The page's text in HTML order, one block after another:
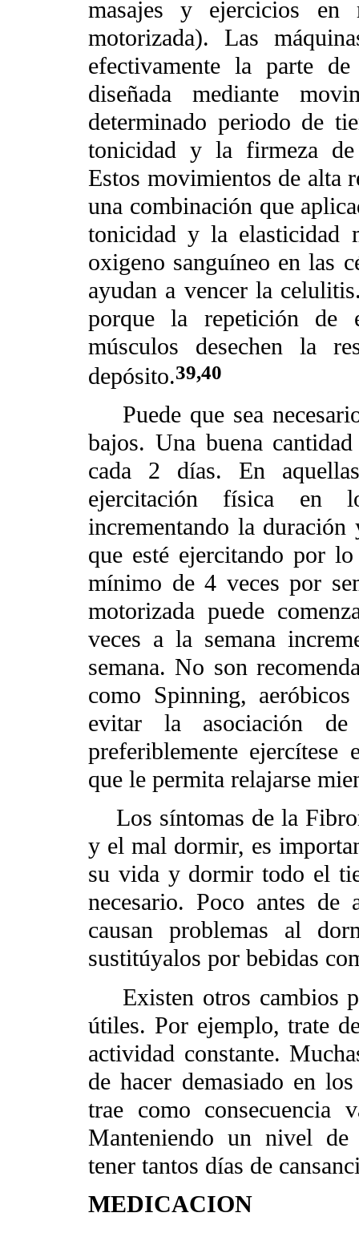
masajes y ejercicios en
motorizada). Las
efectivamente la parte
diseñada mediante
determinado periodo de
tonicidad y la firmeza de
Estos movimientos de alta
una combinación que
tonicidad y la elasticidad
oxigeno sanguíneo en las
ayudan a vencer la
porque la repetición de
músculos desechen la
depósito.39,40
Puede que sea
bajos. Una buena
cada 2 días. En
ejercitación física en
incrementando la
que esté ejercitando por
mínimo de 4 veces por
motorizada puede
veces a la semana
semana. No son
como Spinning,
evitar la asociación
preferiblemente
que le permita relajarse
Los síntomas de la
y el mal dormir, es
su vida y dormir todo el
necesario. Poco antes de
causan problemas al
sustitúyalos por bebidas
Existen otros cambios
útiles. Por ejemplo, trate
actividad constante.
de hacer demasiado en
trae como consecuencia
Manteniendo un nivel de
tener tantos días de
MEDICACION